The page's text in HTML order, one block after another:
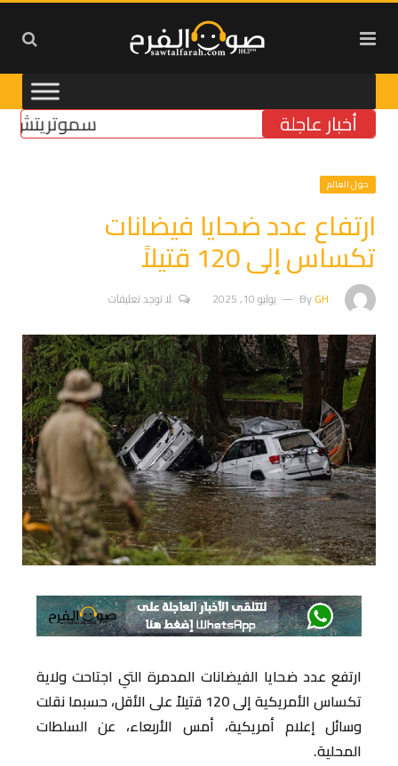
أخبار عاجلة سموتريتش:
حول العالم
ارتفاع عدد ضحايا فيضانات
تكساس إلى 120 قتيلاً
ByGH يوليو 10, 2025 لا توجد تعليقات
ارتفع عدد ضحايا الفيضانات المدمرة التي اجتاحت ولاية
تكساس الأمريكية إلى 120 قتيلاً على الأقل، حسبما نقلت
وسائل إعلام أمريكية، أمس الأربعاء، عن السلطات
المحلية.